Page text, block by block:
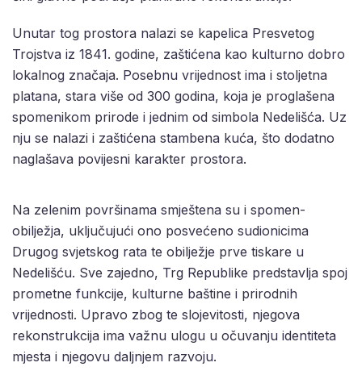
Unutar tog prostora nalazi se kapelica Presvetog
Trojstva iz 1841. godine, zaštićena kao kulturno dobro
lokalnog značaja. Posebnu vrijednost ima i stoljetna
platana, stara više od 300 godina, koja je proglašena
spomenikom prirode i jednim od simbola Nedelišća. Uz
nju se nalazi i zaštićena stambena kuća, što dodatno
naglašava povijesni karakter prostora.
Na zelenim površinama smještena su i spomen-
obilježja, uključujući ono posvećeno sudionicima
Drugog svjetskog rata te obilježje prve tiskare u
Nedelišću. Sve zajedno, Trg Republike predstavlja spoj
prometne funkcije, kulturne baštine i prirodnih
vrijednosti. Upravo zbog te slojevitosti, njegova
rekonstrukcija ima važnu ulogu u očuvanju identiteta
mjesta i njegovu daljnjem razvoju.